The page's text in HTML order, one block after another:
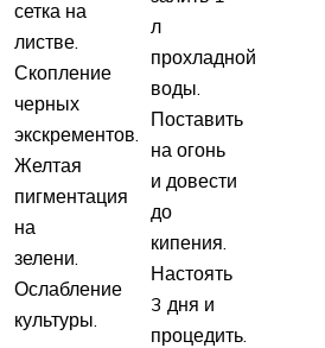
сетка на
листве.
Скопление
черных
экскрементов.
Желтая
пигментация
на
зелени.
Ослабление
культуры.
л
прохладной
воды.
Поставить
на огонь
и довести
до
кипения.
Настоять
3 дня и
процедить.